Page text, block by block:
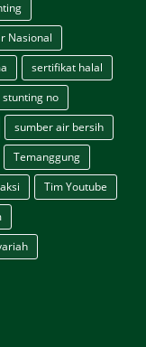
Nasional
sertifikat halal
stunting no
sumber air bersih
Temanggung
Tim Youtube